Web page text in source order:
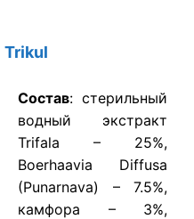
Trikul
Состав: стерильный
водный экстракт
Trifala – 25%,
Boerhaavia Diffusa
(Punarnava) – 7.5%,
камфора – 3%,